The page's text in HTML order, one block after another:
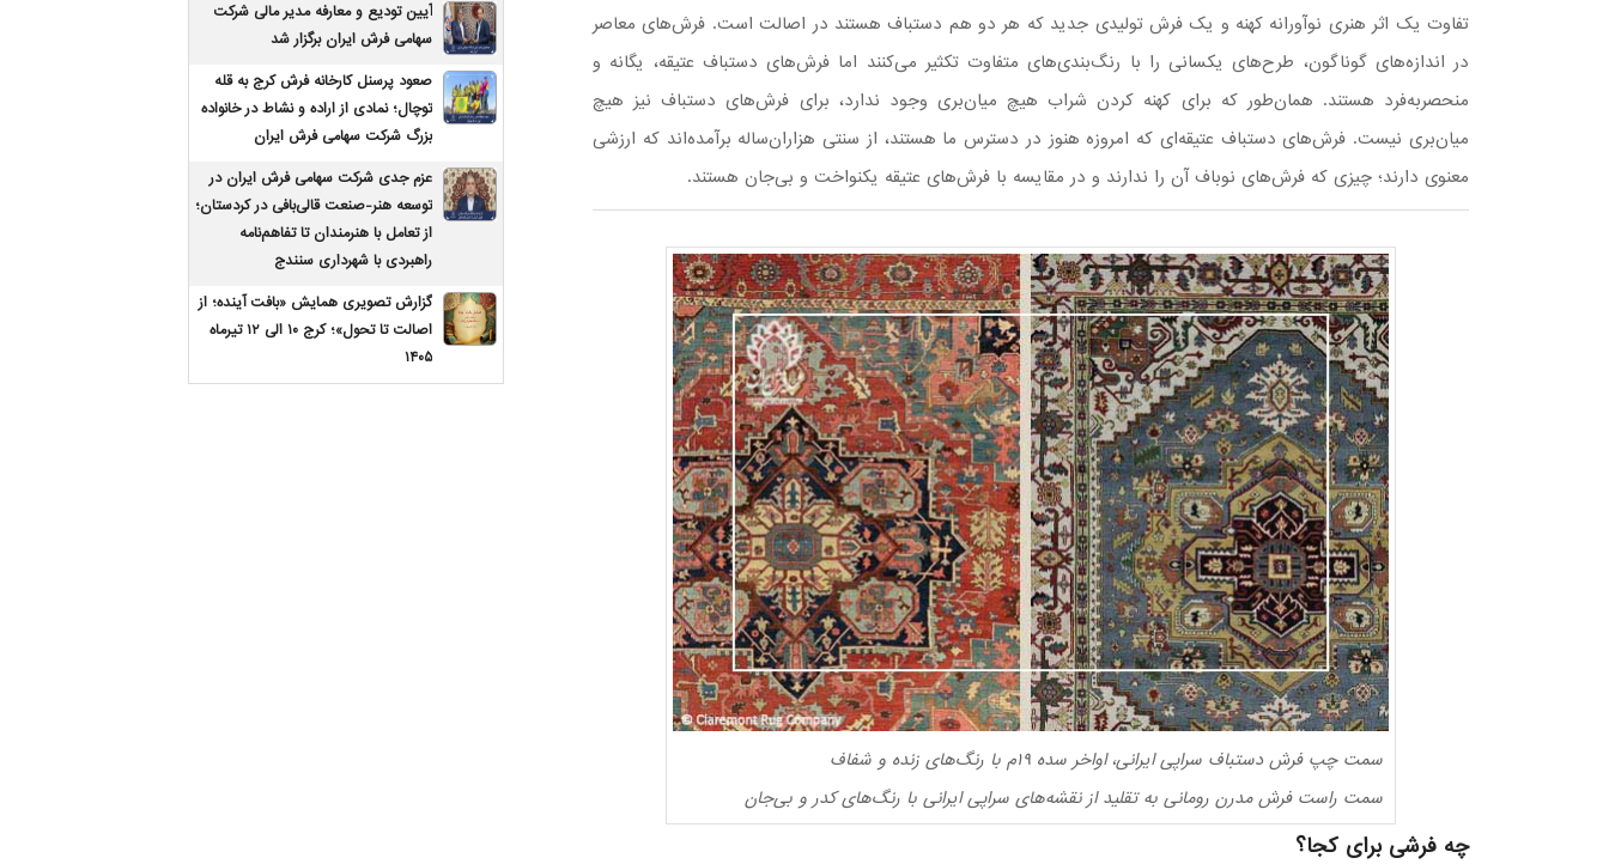
تفاوت یک اثر هنری نوآورانه کهنه و یک فرش تولیدی جدید که هر دو هم دستباف هستند در اصالت است. فرش‌های معاصر
در اندازه‌های گوناگون، طرح‌های یکسانی را با رنگ‌بندی‌های متفاوت تکثیر می‌کنند اما فرش‌های دستباف عتیقه، یگانه و
منحصربه‌فرد هستند. همان‌طور که برای کهنه کردن شراب هیچ میان‌بری وجود ندارد، برای فرش‌های دستباف نیز هیچ
میان‌بری نیست. فرش‌های دستباف عتیقه‌ای که امروزه هنوز در دسترس ما هستند، از سنتی هزاران‌ساله برآمده‌اند که ارزشی
معنوی دارند؛ چیزی که فرش‌های نوباف آن را ندارند و در مقایسه با فرش‌های عتیقه یکنواخت و بی‌جان هستند.
سمت چپ فرش دستباف سراپی ایرانی، اواخر سده ۱۹م با رنگ‌های زنده و شفاف
سمت راست فرش مدرن رومانی به تقلید از نقشه‌های سراپی ایرانی با رنگ‌های کدر و بی‌جان
چه فرشی برای کجا؟
آیین تودیع و معارفه مدیر مالی شرکت
سهامی فرش ایران برگزار شد
صعود پرسنل کارخانه فرش کرج به قله
توچال؛ نمادی از اراده و نشاط در خانواده
بزرگ شرکت سهامی فرش ایران
عزم جدی شرکت سهامی فرش ایران در
توسعه هنر-صنعت قالی‌بافی در کردستان؛
از تعامل با هنرمندان تا تفاهم‌نامه
راهبردی با شهرداری سنندج
گزارش تصویری همایش «بافت آینده؛ از
اصالت تا تحول»؛ کرج ۱۰ الی ۱۲ تیرماه
۱۴۰۵